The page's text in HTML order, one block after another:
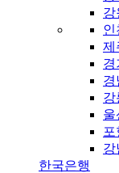
강
인
제
경
경
강
울
강
한국은행